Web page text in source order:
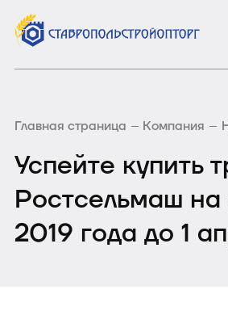
Главная страница Компания
Успейте купить
Ростсельмаш на
2019 года до 1